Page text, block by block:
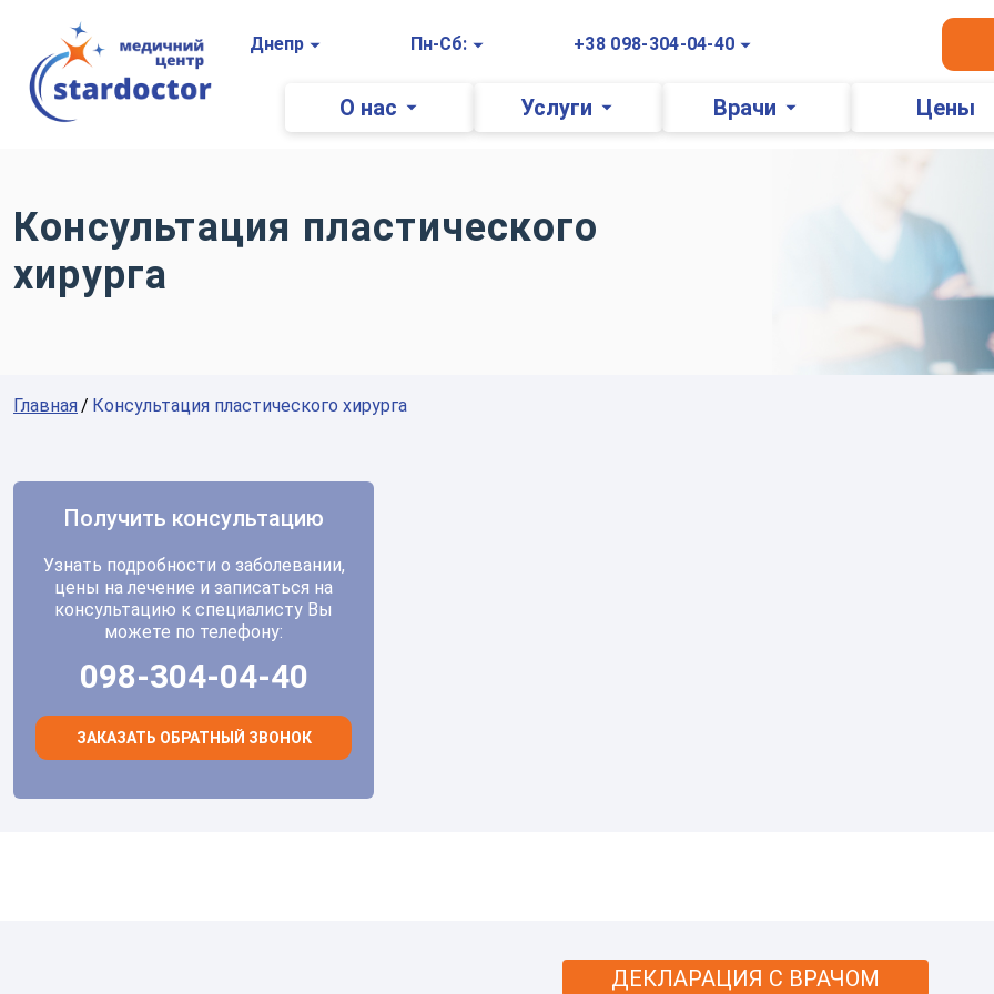
Главная
Днепр
Пн-Сб: +38 098-304-04-40
О нас Услуги Врачи Цены
Консультация пластического
хирурга
Главная Консультация пластического хирурга
Получить консультацию
Узнать подробности о заболевании,
цены на лечение и записаться на
консультацию к специалисту Вы
можете по телефону:
098-304-04-40
ЗАКАЗАТЬ ОБРАТНЫЙ ЗВОНОК
ДЕКЛАРАЦИЯ С ВРАЧОМ